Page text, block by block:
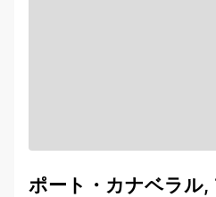
ポート・カナベラル,